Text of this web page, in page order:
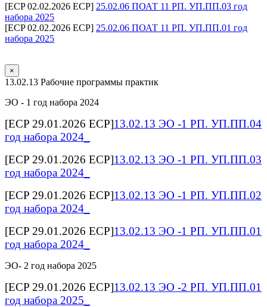
[ECP 02.02.2026 ECP] 25.02.06 ПОАТ 11 РП. УП.ПП.03 год
набора 2025
[ECP 02.02.2026 ECP] 25.02.06 ПОАТ 11 РП. УП.ПП.01 год
набора 2025
×
13.02.13 Рабочие программы практик
ЭО - 1 год набора 2024
[ECP 29.01.2026 ECP]13.02.13 ЭО -1 РП. УП.ПП.04
год набора 2024_
[ECP 29.01.2026 ECP]13.02.13 ЭО -1 РП. УП.ПП.03
год набора 2024_
[ECP 29.01.2026 ECP]13.02.13 ЭО -1 РП. УП.ПП.02
год набора 2024_
[ECP 29.01.2026 ECP]13.02.13 ЭО -1 РП. УП.ПП.01
год набора 2024_
ЭО- 2 год набора 2025
[ECP 29.01.2026 ECP]13.02.13 ЭО -2 РП. УП.ПП.01
год набора 2025_